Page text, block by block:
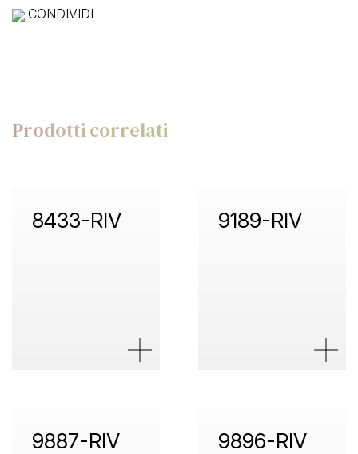
CONDIVIDI
Prodotti correlati
8433-RIV 9189-RIV
9887-RIV 9896-RIV